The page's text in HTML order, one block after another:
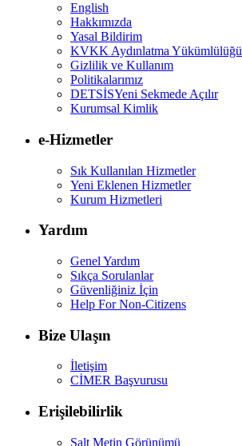
English
Hakkımızda
Yasal Bildirim
KVKK Aydınlatma Yükümlülüğü
Gizlilik ve Kullanım
Politikalarımız
DETSİSYeni Sekmede Açılır
Kurumsal Kimlik
e-Hizmetler
Sık Kullanılan Hizmetler
Yeni Eklenen Hizmetler
Kurum Hizmetleri
Yardım
Genel Yardım
Sıkça Sorulanlar
Güvenliğiniz İçin
Help For Non-Citizens
Bize Ulaşın
İletişim
CİMER Başvurusu
Erişilebilirlik
Salt Metin Görünümü